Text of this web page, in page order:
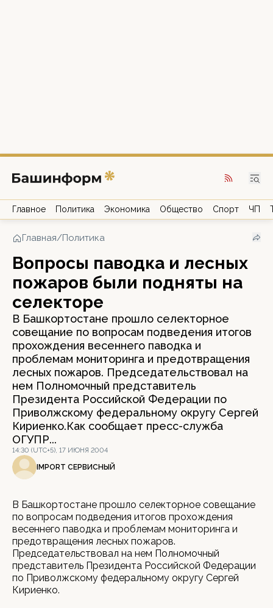
Главное Политика Экономика Общество Спорт ЧП
Главная/Политика
Вопросы паводка и лесных
пожаров были подняты на
селекторе
В Башкортостане прошло селекторное
совещание по вопросам подведения итогов
прохождения весеннего паводка и
проблемам мониторинга и предотвращения
лесных пожаров. Председательствовал на
нем Полномочный представитель
Президента Российской Федерации по
Приволжскому федеральному округу Сергей
Кириенко.Как сообщает пресс-служба
ОГУПР...
14:30 (UTC+5), 17 ИЮНЯ 2004
IMPORT СЕРВИСНЫЙ
В Башкортостане прошло селекторное совещание
по вопросам подведения итогов прохождения
весеннего паводка и проблемам мониторинга и
предотвращения лесных пожаров.
Председательствовал на нем Полномочный
представитель Президента Российской Федерации
по Приволжскому федеральному округу Сергей
Кириенко.